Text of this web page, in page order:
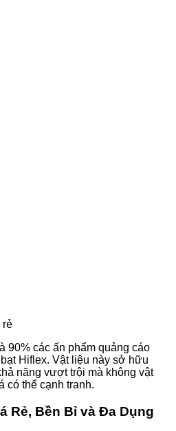
rẻ
90% các ấn phẩm quảng cáo
Hiflex. Vật liệu này sở hữu
năng vượt trội mà không vật
có thể cạnh tranh.
Rẻ, Bền Bỉ và Đa Dụng